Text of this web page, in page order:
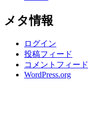
メタ情報
ログイン
投稿フィード
コメントフィード
WordPress.org